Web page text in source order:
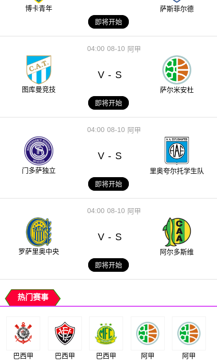
博卡青年
萨斯菲尔德
即将开始
08-10
04:00 阿甲
图库曼竞技
V - S
萨尔米安杜
即将开始
08-10
04:00 阿甲
门多萨独立
V - S
里奥夸尔托学生队
即将开始
08-10
04:00 阿甲
罗萨里奥中央
V - S
阿尔多斯维
即将开始
热门赛事
巴西甲 巴西甲 巴西甲 阿甲 阿甲